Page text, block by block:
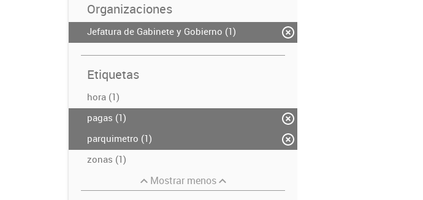
Organizaciones
Jefatura de Gabinete y Gobierno (1)
Etiquetas
hora (1)
pagas (1)
parquimetro (1)
zonas (1)
Mostrar menos